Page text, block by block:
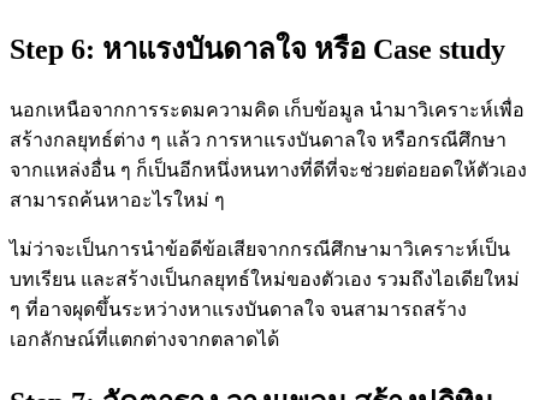
Step 6: หาแรงบันดาลใจ หรือ Case study
นอกเหนือจากการระดมความคิด เก็บข้อมูล นำมาวิเคราะห์เพื่อ
สร้างกลยุทธ์ต่าง ๆ แล้ว การหาแรงบันดาลใจ หรือกรณีศึกษา
จากแหล่งอื่น ๆ ก็เป็นอีกหนึ่งหนทางที่ดีที่จะช่วยต่อยอดให้ตัวเอง
สามารถค้นหาอะไรใหม่ ๆ
ไม่ว่าจะเป็นการนำข้อดีข้อเสียจากกรณีศึกษามาวิเคราะห์เป็น
บทเรียน และสร้างเป็นกลยุทธ์ใหม่ของตัวเอง รวมถึงไอเดียใหม่
ๆ ที่อาจผุดขึ้นระหว่างหาแรงบันดาลใจ จนสามารถสร้าง
เอกลักษณ์ที่แตกต่างจากตลาดได้